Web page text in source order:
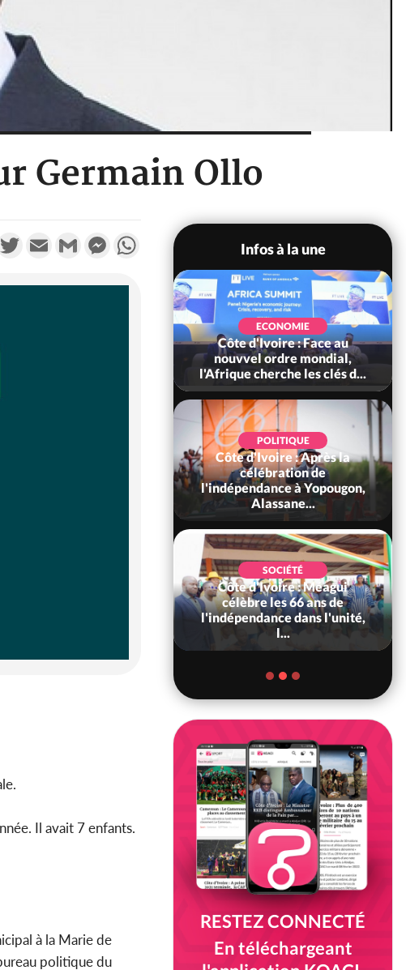
Germain Ollo
FacebookTwitterEmail Gmail MessengerWhatsApp
Il avait 7 enfants.
à la Marie de
politique du
Infos à la une
de cacao, des
sociétés coopératives et
ECONOMIE
Côte d'Ivoire : Face au
nouvvel ordre mondial,
l'Afrique cherche les clés d...
POLITIQUE
Côte d'Ivoire : Après la
célébration de
l'indépendance à Yopougon,
Alassane...
SOCIÉTÉ
Côte d'Ivoire : Méagui
célèbre les 66 ans de
l'indépendance dans l'unité,
l...
RESTEZ CONNECTÉ
En téléchargeant